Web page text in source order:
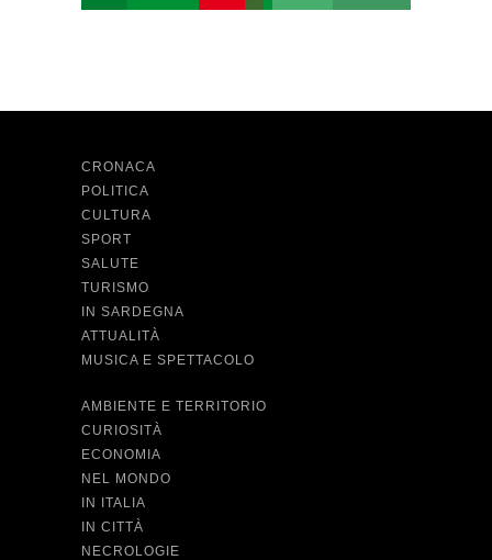
CRONACA
POLITICA
CULTURA
SPORT
SALUTE
TURISMO
IN SARDEGNA
ATTUALITÀ
MUSICA E SPETTACOLO
AMBIENTE E TERRITORIO
CURIOSITÀ
ECONOMIA
NEL MONDO
IN ITALIA
IN CITTÀ
NECROLOGIE